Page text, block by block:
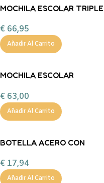
MOCHILA ESCOLAR TRIPLE
CARRO
€ 66,95
Añadir Al Carrito
MOCHILA ESCOLAR
MAY TUTETE
€ 63,00
Añadir Al Carrito
BOTELLA ACERO CON
PERSONALIZABLE 500ML
TUTETE
€ 17,94
Añadir Al Carrito